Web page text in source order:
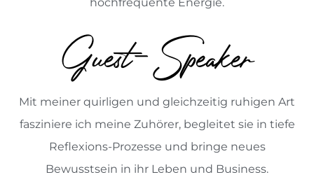
Guest-Speaker
Mit meiner quirligen und gleichzeitig ruhigen Art
fasziniere ich meine Zuhörer, begleitet sie in tiefe
Reflexions-Prozesse und bringe neues
Bewusstsein in ihr Leben und Business.